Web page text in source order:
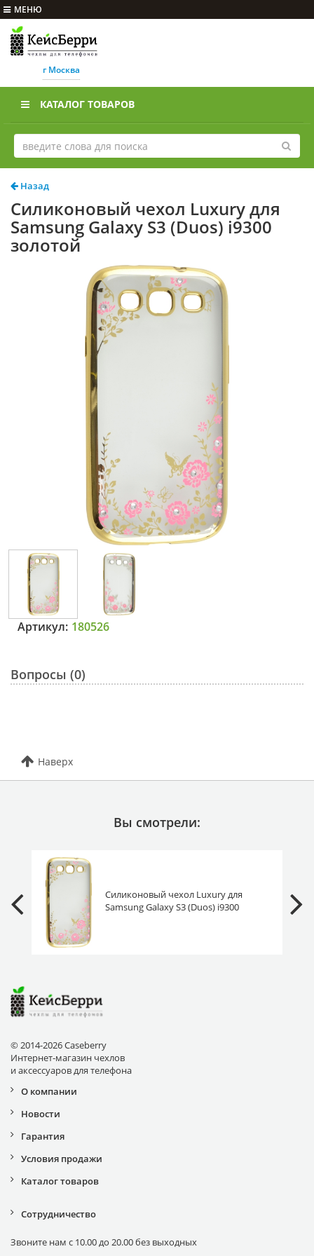
МЕНЮ
г Москва
КАТАЛОГ ТОВАРОВ
Назад
Силиконовый чехол Luxury для
Samsung Galaxy S3 (Duos) i9300
золотой
Артикул: 180526
Вопросы (0)
Наверх
Вы смотрели:
Силиконовый чехол Luxury для
Samsung Galaxy S3 (Duos) i9300
© 2014-2026 Caseberry
Интернет-магазин чехлов
и аксессуаров для телефона
О компании
Новости
Гарантия
Условия продажи
Каталог товаров
Сотрудничество
Звоните нам с 10.00 до 20.00 без выходных